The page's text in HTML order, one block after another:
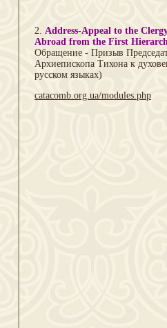
2. Address-Appeal to the
Abroad from the First
Обращение - Призыв
Архиепископа Тихона к
русском языках)
catacomb.org.ua/modules.php